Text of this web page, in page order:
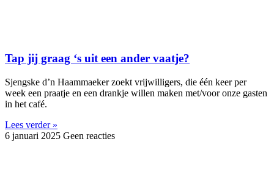
Tap jij graag ‘s uit een ander vaatje?
Sjengske d’n Haammaeker zoekt vrijwilligers, die één keer per
week een praatje en een drankje willen maken met/voor onze gasten
in het café.
Lees verder »
6 januari 2025 Geen reacties